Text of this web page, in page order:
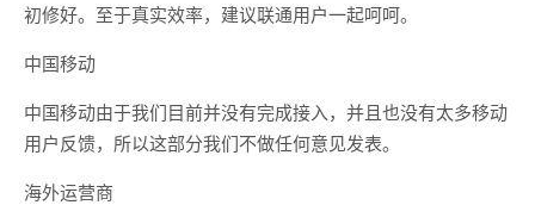
初修好。至于真实效率，建议联通用户一起呵呵。
中国移动
中国移动由于我们目前并没有完成接入，并且也没有太多移动
用户反馈，所以这部分我们不做任何意见发表。
海外运营商